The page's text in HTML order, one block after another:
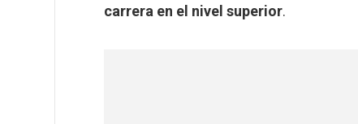
carrera en el nivel superior.